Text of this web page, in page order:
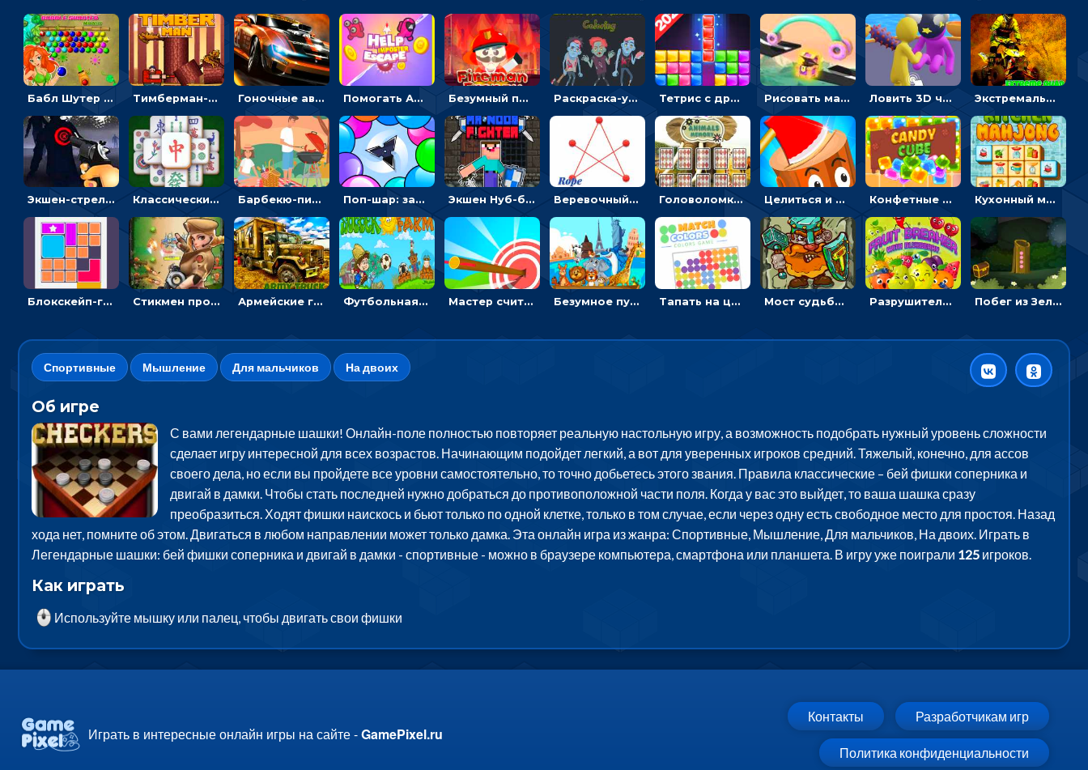
Бабл Шутер в джунглях: стрелять шариками по цветным целям Тимберман-дровосек: меняй сторону и руби дерево Гоночные авто в пазлах: разбей картинку и собери снова Помогать Амонг Ас бежать из комнаты через преграды - приключения Безумный пожарный: направлять шланг, чтобы тушить горящие бревна Раскраска-ужастик: разукрась зомби и скелетов Тетрис с драгоценными камнями: расставляй блоки, чтобы получить линию - головоломка Рисовать машину и выигрывать гонку - для мальчиков Ловить 3D человечком своего цвета и собирать драгоценности - гиперказуалка Экстремальные пазлы с квадроциклами: собирать крутые тачки
Экшен-стрелялка по зомби: целиться и попадать в бегущих монстров Классический маджонг на время: находить пары одинаковых плиток, чтобы расчищать поле Барбекю-пикник: искать скрытые предметы на картинках - головоломка Поп-шар: запускать колючку, чтобы лопать воздушные шарики Экшен Нуб-боец: прыгать через препятствия или бить врагов мечом Веревочный мастер: двигай узелки и развязывай их Головоломка с животными: переворачивать карточки, чтобы находить пару Целиться и метать топор в 3D мишени Конфетные кубики: двигать сладости в сторону, чтобы стрелять по целям Кухонный маджонг: соединять пары посуды и расчищать поле
Блокскейп-головоломка: двигать блоки, чтобы достать элемент со звездой Стикмен против Зомби: стрелять в зомби и развивать воина Армейские грузовики в пазлах: собери военную машину Футбольная ферма: бей по мячу, чтобы забивать в ворота и ловить звезды Мастер считать стрелы: увеличивать запас, чтобы поразить больше целей Безумное путешествие друзей по миру: собирать пазлы из фото с животными Тапать на цветные точки, чтобы взрывать одинаковые - три в ряд Мост судьбы: прыгать по платформам и бить молотом орков Разрушитель фруктов: стрелять ягодами по ананасам Побег из Зеленого парка: решай ребусы, чтобы выбраться на свободу
Спортивные Мышление Для мальчиков На двоих
Об игре
С вами легендарные шашки! Онлайн-поле полностью повторяет реальную настольную игру, а возможность подобрать нужный уровень сложности
сделает игру интересной для всех возрастов. Начинающим подойдет легкий, а вот для уверенных игроков средний. Тяжелый, конечно, для ассов
своего дела, но если вы пройдете все уровни самостоятельно, то точно добьетесь этого звания. Правила классические – бей фишки соперника и
двигай в дамки. Чтобы стать последней нужно добраться до противоположной части поля. Когда у вас это выйдет, то ваша шашка сразу
преобразиться. Ходят фишки наискось и бьют только по одной клетке, только в том случае, если через одну есть свободное место для простоя. Назад
хода нет, помните об этом. Двигаться в любом направлении может только дамка. Эта онлайн игра из жанра: Спортивные, Мышление, Для мальчиков, На двоих. Играть в
Легендарные шашки: бей фишки соперника и двигай в дамки - спортивные - можно в браузере компьютера, смартфона или планшета. В игру уже поиграли 125игроков.
Как играть
Используйте мышку или палец, чтобы двигать свои фишки
Играть в интересные онлайн игры на сайте -GamePixel.ru
Контакты Разработчикам игр
Политика конфиденциальности